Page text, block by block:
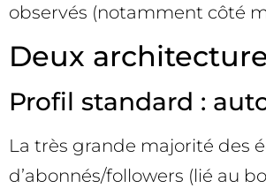
observés (notamment côté
Deux
Profil standard :
La très grande majorité des
d’abonnés/followers (lié au